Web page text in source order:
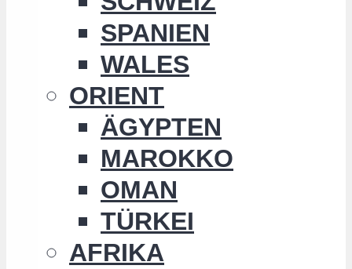
SPANIEN
WALES
ORIENT
ÄGYPTEN
MAROKKO
OMAN
TÜRKEI
AFRIKA